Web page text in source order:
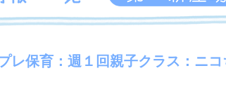
レ保育：週１回親子クラス：ニコ